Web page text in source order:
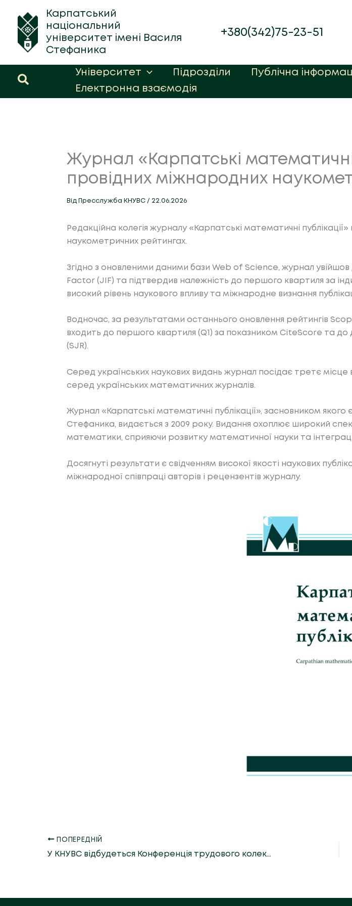
вмісту
Карпатський
національний
університет імені Василя
Стефаника
+380(342)75-23-51
Пошук
Університет Підрозділи Публічна
Електронна взаємодія
Журнал «Карпатські математичні
провідних міжнародних
Від Пресслужба КНУВС / 22.06.2026
Редакційна колегія журналу «Карпатські математичні
наукометричних рейтингах.
Згідно з оновленими даними бази Web of Science, журнал
Factor (JIF) та підтвердив належність до першого квартиля за
високий рівень наукового впливу та міжнародне визнання
Водночас, за результатами останнього оновлення рейтингів
входить до першого квартиля (Q1) за показником CiteScore та
(SJR).
Серед українських наукових видань журнал посідає третє
серед українських математичних журналів.
Журнал «Карпатські математичні публікації», засновником
Стефаника, видається з 2009 року. Видання охоплює широкий
математики, сприяючи розвитку математичної науки та
Досягнуті результати є свідченням високої якості наукових
міжнародної співпраці авторів і рецензентів журналу.
ПОПЕРЕДНІЙ
У КНУВС відбудеться Конференція трудового колективу та Вчена рада